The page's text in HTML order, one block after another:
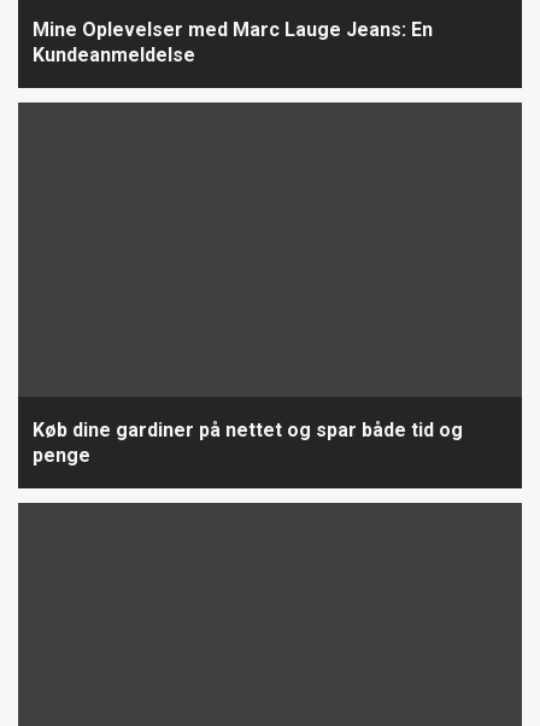
Mine Oplevelser med Marc Lauge Jeans: En
Kundeanmeldelse
Køb dine gardiner på nettet og spar både tid og
penge